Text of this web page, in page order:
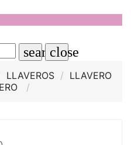
searchclose
LLAVEROS
LLAVERO